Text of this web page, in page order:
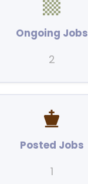
Ongoing Jobs
2
Posted Jobs
1